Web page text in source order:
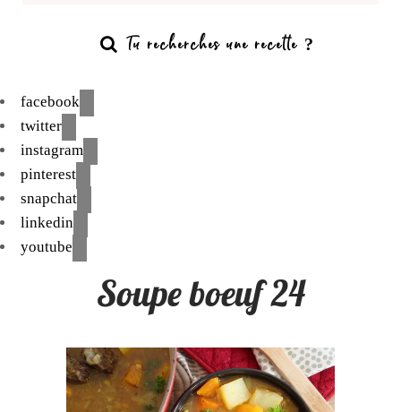
facebook
twitter
instagram
pinterest
snapchat
linkedin
youtube
Soupe boeuf 24